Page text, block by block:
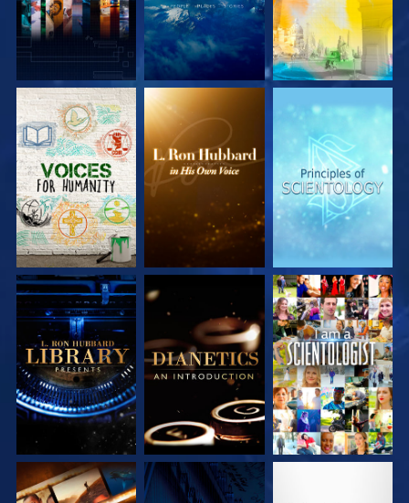
SERIE
ENTDECKEN
SERIE
ENTDECKEN
SERIE
ENTDECKEN
SERIE
ENTDECKEN
ENTDECKEN
ANSEHEN